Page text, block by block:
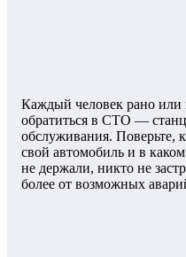
Каждый человек рано или
обратиться в СТО —
обслуживания. Поверьте,
свой автомобиль и в
не держали, никто не
более от возможных